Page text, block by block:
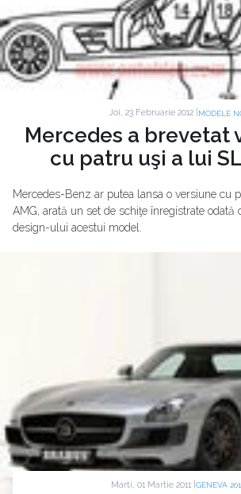
Joi, 23 Februarie 2012 | MODELE
Mercedes a brevetat
cu patru uşi a lui
Mercedes-Benz ar putea lansa o versiune cu
AMG, arată un set de schiţe înregistrate odată
design-ului acestui model.
Marti, 01 Martie 2011 | GENEVA